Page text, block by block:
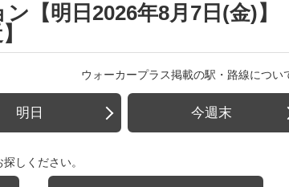
【明日2026年8月7日(金)】
ウォーカープラス掲載の駅・路線につい
明日 今週末
しください。